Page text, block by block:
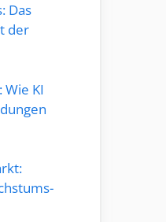
Das
der
Wie KI